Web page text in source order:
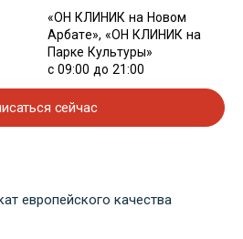
«ОН КЛИНИК на Новом
Арбате», «ОН КЛИНИК на
Парке Культуры»
с 09:00 до 21:00
сейчас
европейского качества